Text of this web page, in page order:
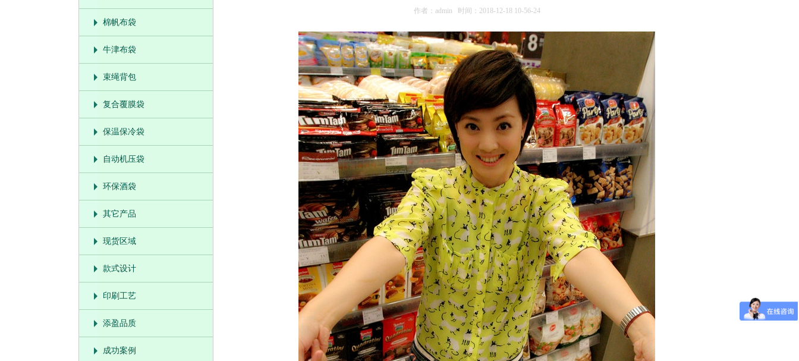
棉帆布袋
牛津布袋
束绳背包
复合覆膜袋
保温保冷袋
自动机压袋
环保酒袋
其它产品
现货区域
款式设计
印刷工艺
添盈品质
成功案例
作者：admin 时间：2018-12-18 10-56-24